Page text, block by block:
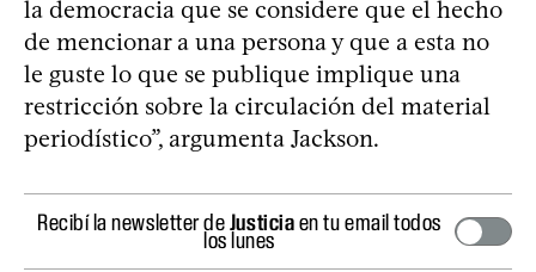
la democracia que se considere que el hecho
de mencionar a una persona y que a esta no
le guste lo que se publique implique una
restricción sobre la circulación del material
periodístico”, argumenta Jackson.
Recibí la newsletter deJusticiaen tu email todos
los lunes